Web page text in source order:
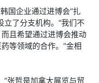
国企业通过进博会“扎
立了分支机构。“我们不
且希望通过进博会推动
等领域的合作。”金相
”张哲是加拿大展览与贸